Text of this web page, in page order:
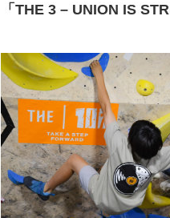
「THE 3 – UNION IS